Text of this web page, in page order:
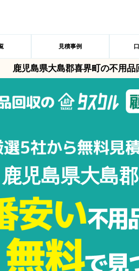
見積事例
鹿児島県大島郡喜界町の不用品
鹿児島県大島